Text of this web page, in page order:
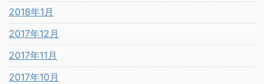
2018年1月
2017年12月
2017年11月
2017年10月